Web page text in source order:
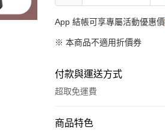
App 結帳可享專屬活動優惠價
※ 本商品不適用折價券
付款與運送方式
超取免運費
付款方式
商品特色